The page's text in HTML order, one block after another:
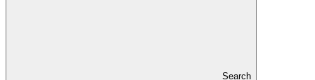
Search